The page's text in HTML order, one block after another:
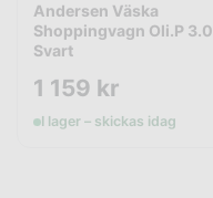
Andersen Väska
Shoppingvagn Oli.P 3.0
Svart
1 159 kr
I lager – skickas idag